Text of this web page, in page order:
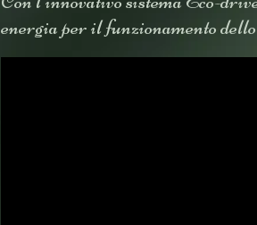
energia per il funzionamento